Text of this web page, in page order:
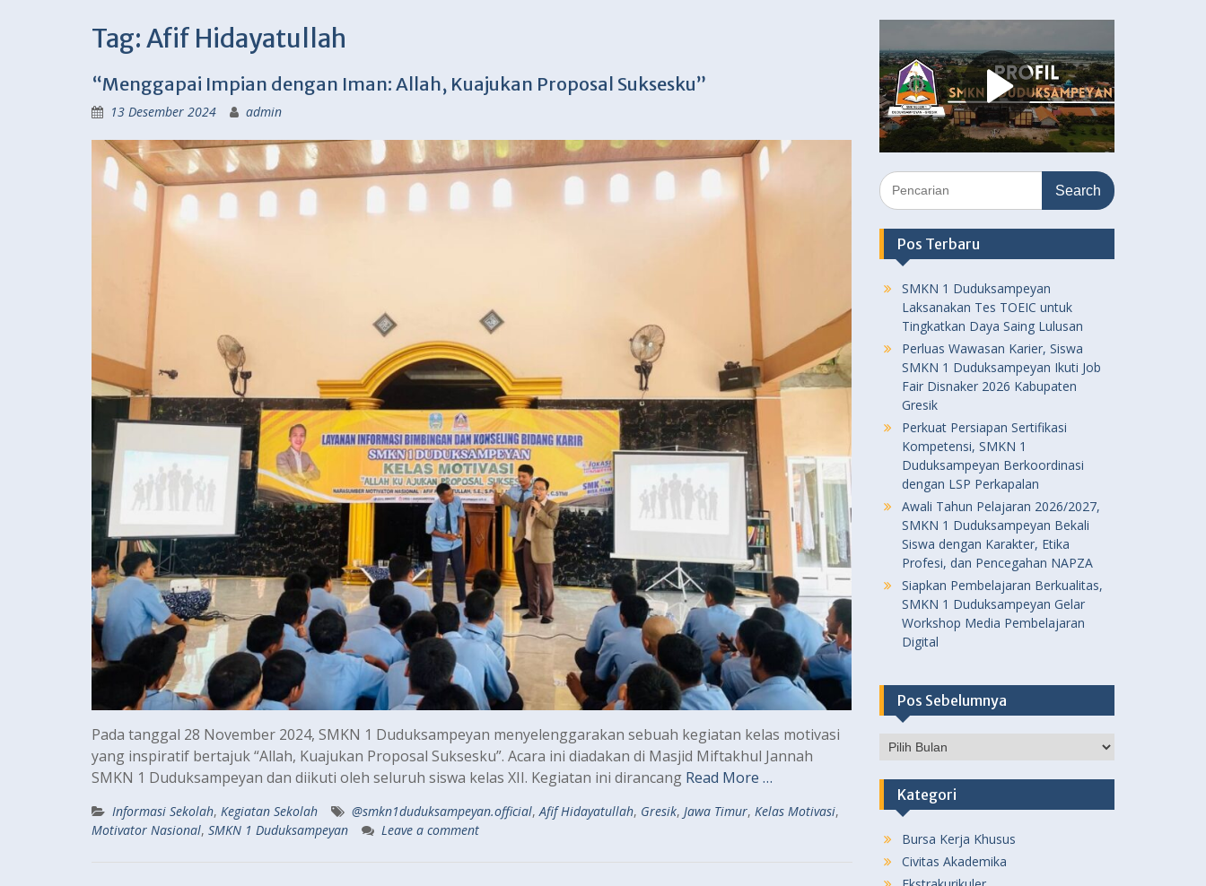
Tag:Afif Hidayatullah
“Menggapai Impian dengan Iman: Allah, Kuajukan Proposal Suksesku”
13 Desember 2024 admin
Pada tanggal 28 November 2024, SMKN 1 Duduksampeyan menyelenggarakan sebuah kegiatan kelas motivasi
yang inspiratif bertajuk “Allah, Kuajukan Proposal Suksesku”. Acara ini diadakan di Masjid Miftakhul Jannah
SMKN 1 Duduksampeyan dan diikuti oleh seluruh siswa kelas XII. Kegiatan ini dirancang Read More …
Informasi Sekolah, Kegiatan Sekolah @smkn1duduksampeyan.official, Afif Hidayatullah, Gresik, Jawa Timur, Kelas Motivasi,
Motivator Nasional, SMKN 1 Duduksampeyan Leave a comment
Search
for:
Pos Terbaru
SMKN 1 Duduksampeyan
Laksanakan Tes TOEIC untuk
Tingkatkan Daya Saing Lulusan
Perluas Wawasan Karier, Siswa
SMKN 1 Duduksampeyan Ikuti Job
Fair Disnaker 2026 Kabupaten
Gresik
Perkuat Persiapan Sertifikasi
Kompetensi, SMKN 1
Duduksampeyan Berkoordinasi
dengan LSP Perkapalan
Awali Tahun Pelajaran 2026/2027,
SMKN 1 Duduksampeyan Bekali
Siswa dengan Karakter, Etika
Profesi, dan Pencegahan NAPZA
Siapkan Pembelajaran Berkualitas,
SMKN 1 Duduksampeyan Gelar
Workshop Media Pembelajaran
Digital
Pos Sebelumnya
Pos
Kategori
Bursa Kerja Khusus
Civitas Akademika